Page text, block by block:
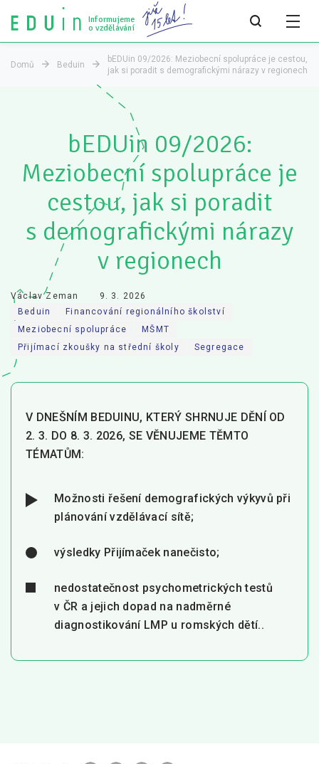
Informujeme
o vzdělávání
Všechny články
Týdeník bEDUin
Analýzy
Audit vzdělávacího systému
Všechny analýzy
Pro média
Tiskové zprávy
Pro média
Pro zřizovatele
O nás
Partneři a dárci
Kontakty
Domů Beduin
bEDUin 09/2026: Meziobecní spolupráce je cestou,
jak si poradit s demografickými nárazy v regionech
bEDUin 09/2026:
Meziobecní spolupráce je
cestou, jak si poradit
s demografickými nárazy
v regionech
Václav Zeman
9. 3. 2026
Beduin
Financování regionálního školství
Meziobecní spolupráce
MŠMT
Přijímací zkoušky na střední školy
Segregace
V DNEŠNÍM BEDUINU, KTERÝ SHRNUJE DĚNÍ OD
2. 3. DO 8. 3. 2026, SE VĚNUJEME TĚMTO
TÉMATŮM:
Možnosti řešení demografických výkyvů při
plánování vzdělávací sítě;
výsledky Přijímaček nanečisto;
nedostatečnost psychometrických testů
v ČR a jejich dopad na nadměrné
diagnostikování LMP u romských dětí..